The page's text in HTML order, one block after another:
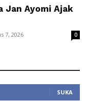
Jan Ayomi Ajak
7, 2026 0
SUKA